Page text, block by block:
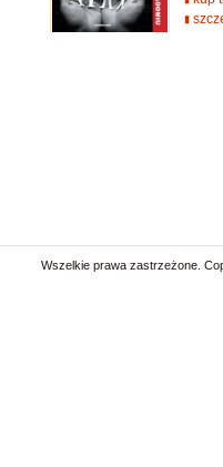
Wszelkie prawa zastrzeżone.